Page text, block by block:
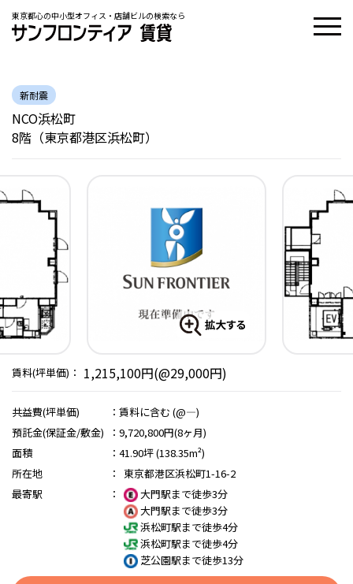
東京都心の中小型オフィス・店舗ビルの検索なら
新耐震
NCO浜松町
8階（東京都港区浜松町）
賃料(坪単価)： 1,215,100円(@29,000円)
共益費(坪単価) ： 賃料に含む (@―)
預託金(保証金/敷金)
： 9,720,800円(8ヶ月)
面積
： 41.90坪 (138.35m²)
所在地
：
東京都港区浜松町1-16-2
最寄駅
：
大門駅まで徒歩3分
大門駅まで徒歩3分
浜松町駅まで徒歩4分
浜松町駅まで徒歩4分
芝公園駅まで徒歩13分